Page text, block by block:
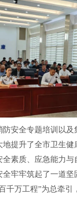
安全专题培训以及
地提升了全市卫生健
全素质、应急能力与
牢牢筑起了一道坚
千万工程”为总牵引